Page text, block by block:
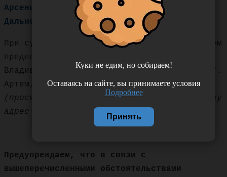
Арсеньев, Чугуевка, Кавалерово,
Дальнегорск; Дальнереченск, Лучегорск.
При сумме заказа менее 3000 рублей мы можем
предложить платную доставку товаров: по г.
Владивосток и г. Хабаровск – 200 рублей, г.
Артем, Уссурийск, Находка – 400 рублей
(просим сразу писать в комментарии к заказу
адрес доставки и время работы).
Предупреждаем, что в связи с
вышеперечисленными обстоятельствами
Куки не едим, но собираем!
Оставаясь на сайте, вы принимаете условия
Подробнее
Принять